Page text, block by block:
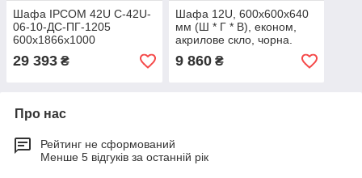
Шафа IPCOM 42U С-42U-
06-10-ДС-ПГ-1205
600х1866х1000
29 393 ₴
Шафа 12U, 600х600х640
мм (Ш * Г * В), економ,
акрилове скло, чорна.
9 860₴
Про нас
Рейтинг не сформований
Менше 5 відгуків за останній рік